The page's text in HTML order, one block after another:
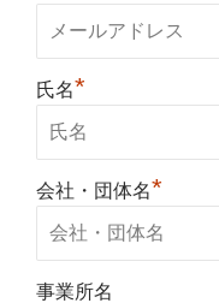
氏名*
会社・団体名*
事業所名